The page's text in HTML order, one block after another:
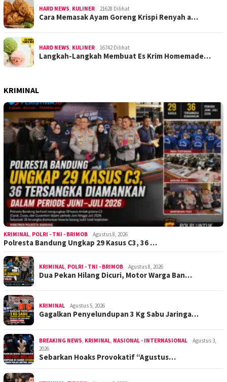
HARD NEWS, KULINER 21628 Dilihat
Cara Memasak Ayam Goreng Krispi Renyah a…
HARD NEWS, KULINER 16742 Dilihat
Langkah-Langkah Membuat Es Krim Homemade…
KRIMINAL
KRIMINAL, POLRI - TNI - BRIMOB Agustus 8, 2026
Polresta Bandung Ungkap 29 Kasus C3, 36 …
KRIMINAL, POLRI - TNI - BRIMOB Agustus 8, 2026
Dua Pekan Hilang Dicuri, Motor Warga Ban…
KRIMINAL Agustus 5, 2026
Gagalkan Penyelundupan 3 Kg Sabu Jaringa…
BREAKING NEWS, KRIMINAL, NASIONAL - INTERNASIONAL
Agustus 3,
2026
Sebarkan Hoaks Provokatif “Agustus…